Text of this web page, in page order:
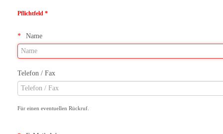
Pflichtfeld *
Name
Telefon / Fax
Für einen eventuellen Rückruf.